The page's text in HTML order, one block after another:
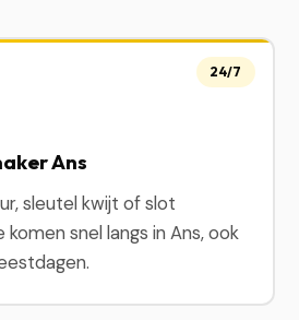
Ans
sleutel kwijt of slot
snel langs in Ans, ook
24/7